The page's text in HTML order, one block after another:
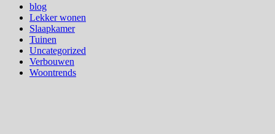
blog
Lekker wonen
Slaapkamer
Tuinen
Uncategorized
Verbouwen
Woontrends